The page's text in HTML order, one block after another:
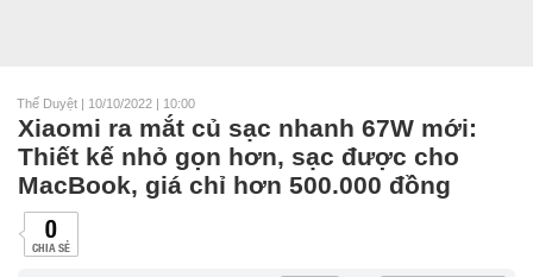
Thế Duyệt | 10/10/2022 | 10:00
Xiaomi ra mắt củ sạc nhanh 67W mới:
Thiết kế nhỏ gọn hơn, sạc được cho
MacBook, giá chỉ hơn 500.000 đồng
0
CHIA SẺ